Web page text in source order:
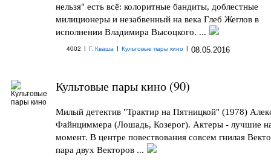
нельзя" есть всё: колоритные бандиты, доблестные
милиционеры и незабвенный на века Глеб Жеглов в
исполнении Владимира Высоцкого. ...
4002 | Г. Кваша | Культовые пары кино | 08.05.2016
Культовые пары кино (90)
Милый детектив "Трактир на Пятницкой" (1978)
Файнциммера (Лошадь, Козерог). Актеры - лучшие
момент. В центре повествования совсем гнилая
пара двух Векторов ...